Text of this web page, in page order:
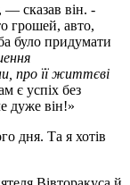
— сказав він. -
грошей, авто,
було придумати
про її життєві
є успіх без
дуже він!»
дня. Та я хотів